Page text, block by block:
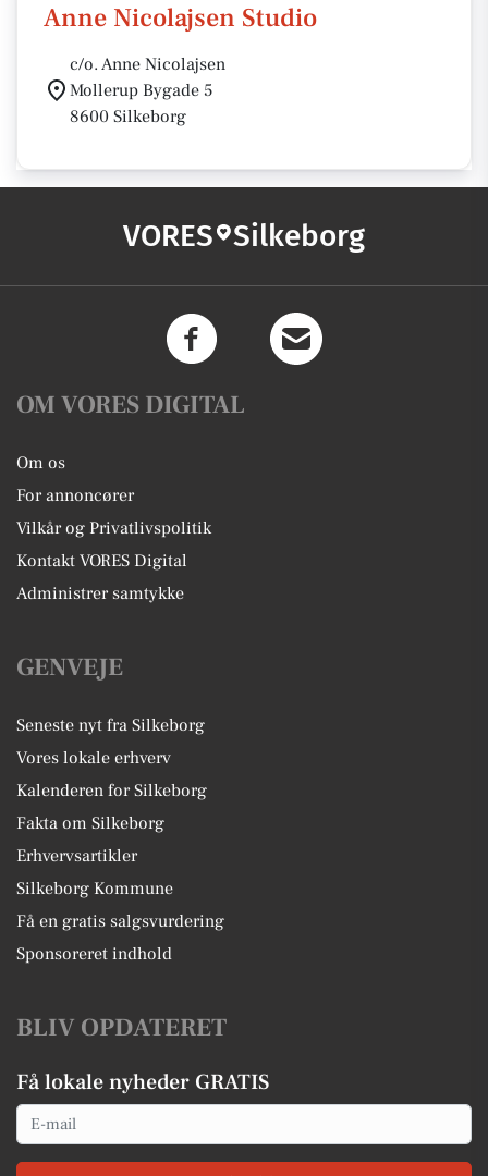
Anne Nicolajsen Studio
c/o. Anne Nicolajsen
Mollerup Bygade 5
8600 Silkeborg
VORES Silkeborg
OM VORES DIGITAL
Om os
For annoncører
Vilkår og Privatlivspolitik
Kontakt VORES Digital
Administrer samtykke
GENVEJE
Seneste nyt fra Silkeborg
Vores lokale erhverv
Kalenderen for Silkeborg
Fakta om Silkeborg
Erhvervsartikler
Silkeborg Kommune
Få en gratis salgsvurdering
Sponsoreret indhold
BLIV OPDATERET
Få lokale nyheder GRATIS
Email